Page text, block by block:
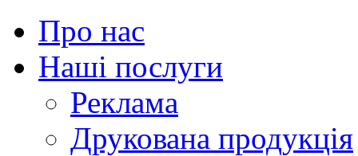
Про нас
Наші послуги
Реклама
Друкована продукція